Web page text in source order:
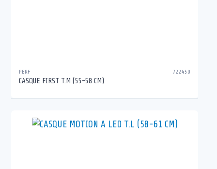
PERF 722450
CASQUE FIRST T.M (55-58 CM)